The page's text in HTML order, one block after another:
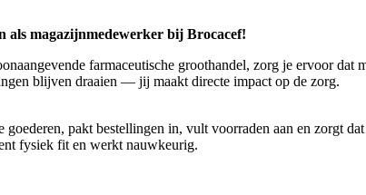
als magazijnmedewerker bij Brocacef!
farmaceutische groothandel, zorg je ervoor dat
blijven draaien — jij maakt directe impact op de zorg.
pakt bestellingen in, vult voorraden aan en zorgt
fysiek fit en werkt nauwkeurig.